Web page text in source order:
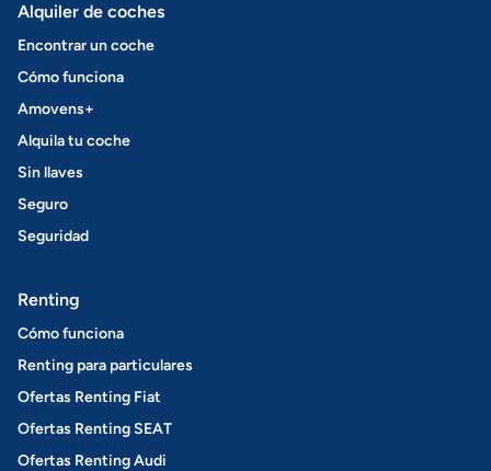
Alquiler de coches
Encontrar un coche
Cómo funciona
Amovens+
Alquila tu coche
Sin llaves
Seguro
Seguridad
Renting
Cómo funciona
Renting para particulares
Ofertas Renting Fiat
Ofertas Renting SEAT
Ofertas Renting Audi